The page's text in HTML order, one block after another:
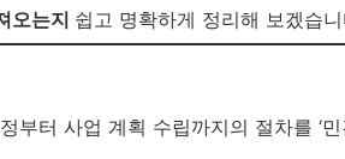
오는지 쉽고 명확하게 정리해 보겠습
부터 사업 계획 수립까지의 절차를 ‘